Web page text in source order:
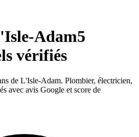
Adam5
vérifiés
de L'Isle-Adam. Plombier, électricien,
avec avis Google et score de